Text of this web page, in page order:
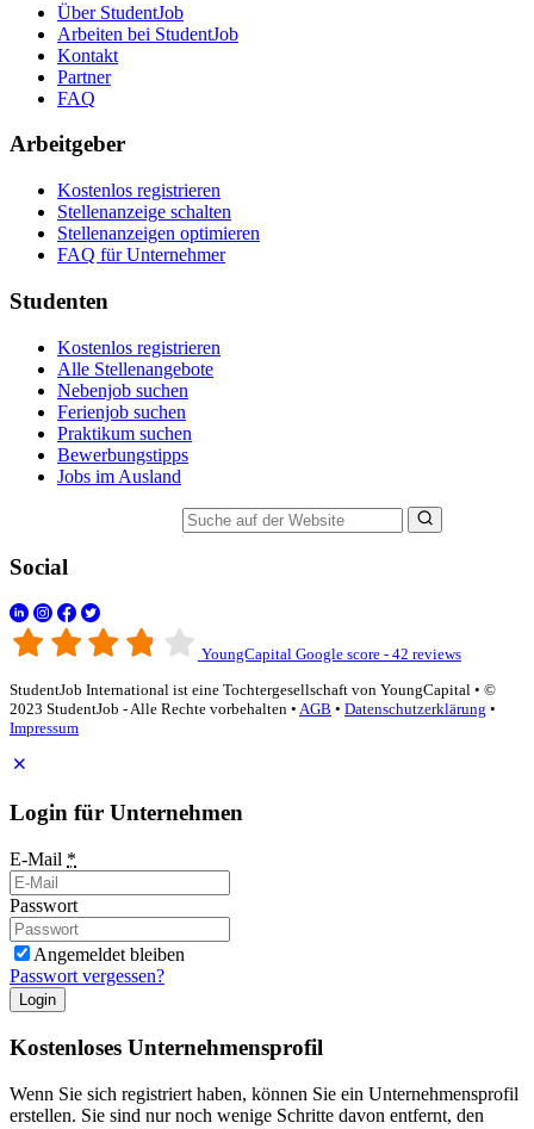
Über StudentJob
Arbeiten bei StudentJob
Kontakt
Partner
FAQ
Arbeitgeber
Kostenlos registrieren
Stellenanzeige schalten
Stellenanzeigen optimieren
FAQ für Unternehmer
Studenten
Kostenlos registrieren
Alle Stellenangebote
Nebenjob suchen
Ferienjob suchen
Praktikum suchen
Bewerbungstipps
Jobs im Ausland
Social
YoungCapital Google score - 42 reviews
StudentJob International ist eine Tochtergesellschaft von YoungCapital • ©
2023 StudentJob - Alle Rechte vorbehalten • AGB • Datenschutzerklärung •
Impressum
Login für Unternehmen
E-Mail *
Passwort
Angemeldet bleiben
Passwort vergessen?
Login
Kostenloses Unternehmensprofil
Wenn Sie sich registriert haben, können Sie ein Unternehmensprofil
erstellen. Sie sind nur noch wenige Schritte davon entfernt, den